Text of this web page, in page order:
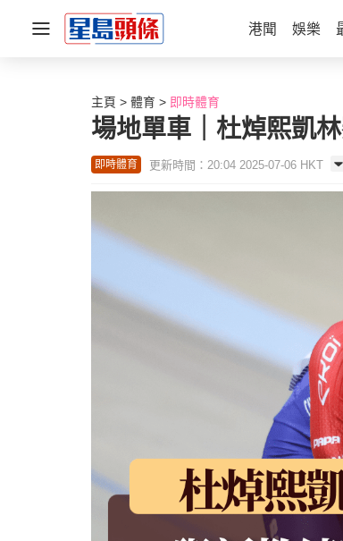
港聞 娛樂
主頁 體育 即時體育
場地單車｜杜焯熙凱
即時體育 更新時間：20:04 2025-07-06 HKT